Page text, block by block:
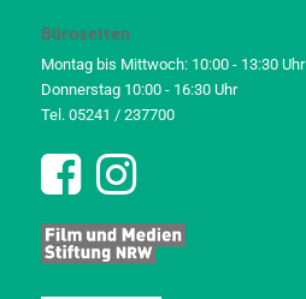
Bürozeiten
Montag bis Mittwoch: 10:00 - 13:30 Uhr
Donnerstag 10:00 - 16:30 Uhr
Tel. 05241 / 237700